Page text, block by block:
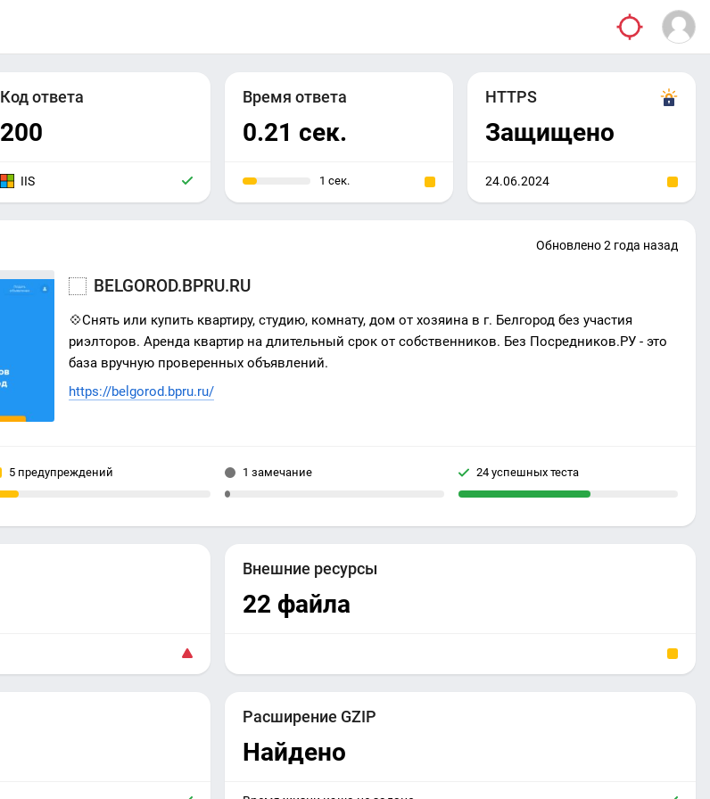
Код ответа
200
IIS
Время ответа
0.21 сек.
1 сек.
HTTPS
Защищено
24.06.2024
Обновлено 2 года назад
BELGOROD.BPRU.RU
💠Снять или купить квартиру, студию, комнату, дом от хозяина в г. Белгород без участия
риэлторов. Аренда квартир на длительный срок от собственников. Без Посредников.РУ - это
база вручную проверенных объявлений.
https://belgorod.bpru.ru/
5 предупреждений 1 замечание 24 успешных теста
Внешние ресурсы
22 файла
Расширение GZIP
Найдено